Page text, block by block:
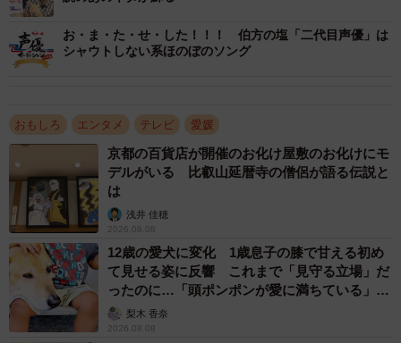
お・ま・た・せ・した！！！ 伯方の塩「二代目声優」は
シャウトしない系ほのぼのソング
おもしろ エンタメ テレビ 愛媛
京都の百貨店が開催のお化け屋敷のお化けにモ
デルがいる 比叡山延暦寺の僧侶が語る伝説と
は
浅井 佳穂
2026.08.08
12歳の愛犬に変化 1歳息子の膝で甘える初め
て見せる姿に反響 これまで「見守る立場」だ
ったのに…「頭ポンポンが愛に満ちている」
「尊…」
梨木 香奈
2026.08.08